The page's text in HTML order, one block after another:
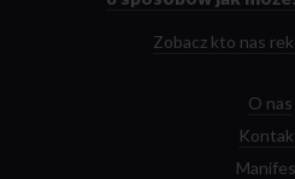
Zobacz kto nas
O nas